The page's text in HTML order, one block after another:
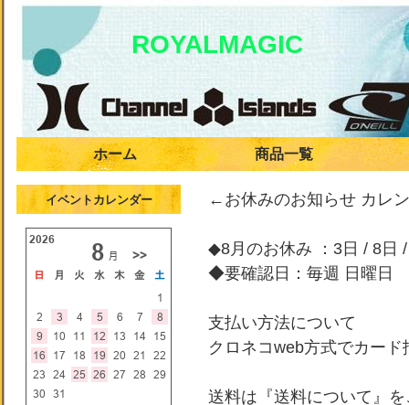
ROYALMAGIC
ホーム 商品一覧
←お休みのお知らせ カレ
◆8月のお休み ：3日 / 8日
◆要確認日：毎週 日曜日
支払い方法について
クロネコweb方式でカー
送料は『送料について』
イベントカレンダー